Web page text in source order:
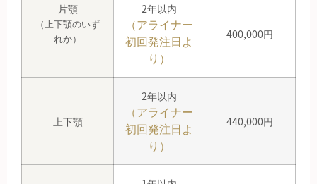
片顎
（上下顎のいず
れか）
2年以内
（アライナー
初回発注日よ
り）
400,000円
上下顎
2年以内
（アライナー
初回発注日よ
り）
440,000円